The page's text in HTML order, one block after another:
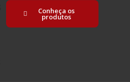
Conheça os
produtos